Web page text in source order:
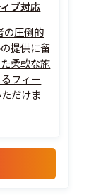
ブ対応
の圧倒的
提供に留
柔軟な施
フィー
だけま
るた
ップアッ